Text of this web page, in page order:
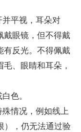
平视，耳朵对
戴眼镜，但不得戴
有反光。不得佩戴
、眼睛和耳朵，
色。
情况，例如线上
），仍无法通过验